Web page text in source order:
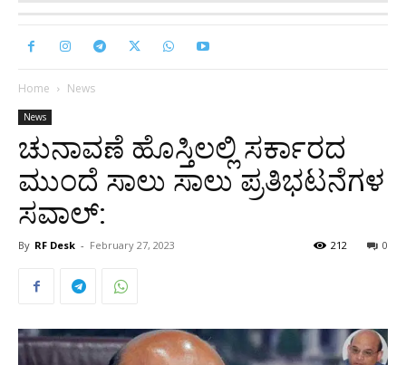
Home News
News
ಚುನಾವಣೆ ಹೊಸ್ತಿಲಲ್ಲಿ ಸರ್ಕಾರದ
ಮುಂದೆ ಸಾಲು ಸಾಲು ಪ್ರತಿಭಟನೆಗಳ
ಸವಾಲ್:
By RF Desk - February 27, 2023 0
212